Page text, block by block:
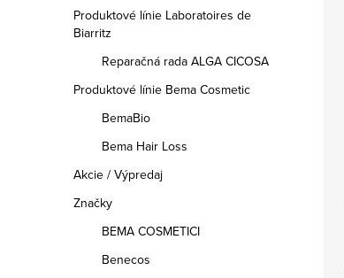
Produktové línie Laboratoires de
Biarritz
Reparačná rada ALGA CICOSA
Produktové línie Bema Cosmetic
BemaBio
Bema Hair Loss
Akcie / Výpredaj
Značky
BEMA COSMETICI
Benecos